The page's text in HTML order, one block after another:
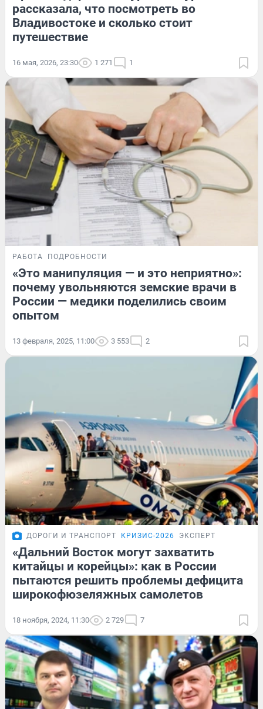
рассказала, что посмотреть во
Владивостоке и сколько стоит
путешествие
16 мая, 2026, 23:30 1 271 1
РАБОТА ПОДРОБНОСТИ
«Это манипуляция — и это неприятно»:
почему увольняются земские врачи в
России — медики поделились своим
опытом
13 февраля, 2025, 11:00 3 553 2
ДОРОГИ И ТРАНСПОРТ КРИЗИС-2026 ЭКСПЕРТ
«Дальний Восток могут захватить
китайцы и корейцы»: как в России
пытаются решить проблемы дефицита
широкофюзеляжных самолетов
18 ноября, 2024, 11:30 2 729 7